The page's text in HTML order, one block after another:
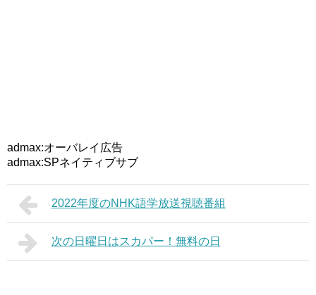
admax:オーバレイ広告
admax:SPネイティブサブ
2022年度のNHK語学放送視聴番組
次の日曜日はスカパー！無料の日